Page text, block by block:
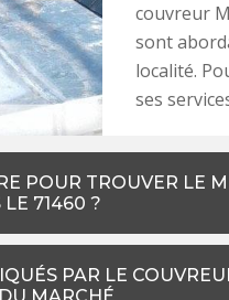
couvreur
sont
localité.
ses
POUR TROUVER LE
LE 71460 ?
PAR LE